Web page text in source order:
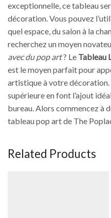
exceptionnelle, ce tableau
décoration. Vous pouvez
quel espace, du salon à la
recherchez un moyen
avec du pop art? Le Tableau
est le moyen parfait pour
artistique à votre décoration.
supérieure en font l’ajout
bureau. Alors commencez à
tableau pop art de The
Related Products